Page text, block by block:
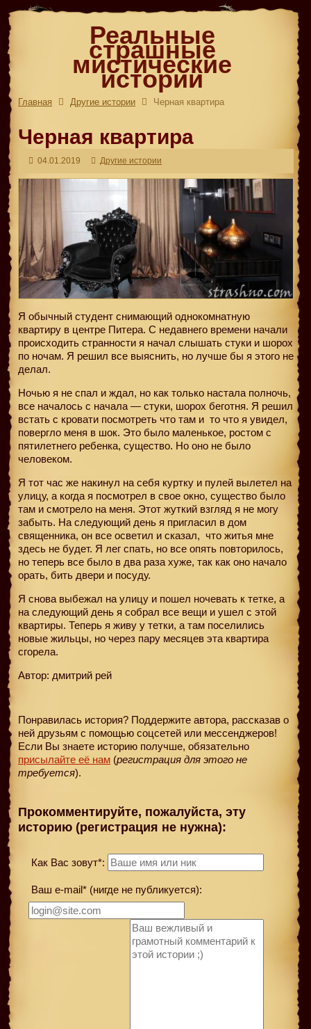
Реальные
страшные
мистические
истории
Главная Другие истории Черная квартира
Черная квартира
04.01.2019 Другие истории
Я обычный студент снимающий однокомнатную
квартиру в центре Питера. С недавнего времени начали
происходить странности я начал слышать стуки и шорох
по ночам. Я решил все выяснить, но лучше бы я этого не
делал.
Ночью я не спал и ждал, но как только настала полночь,
все началось с начала — стуки, шорох беготня. Я решил
встать с кровати посмотреть что там и то что я увидел,
повергло меня в шок. Это было маленькое, ростом с
пятилетнего ребенка, существо. Но оно не было
человеком.
Я тот час же накинул на себя куртку и пулей вылетел на
улицу, а когда я посмотрел в свое окно, существо было
там и смотрело на меня. Этот жуткий взгляд я не могу
забыть. На следующий день я пригласил в дом
священника, он все осветил и сказал, что житья мне
здесь не будет. Я лег спать, но все опять повторилось,
но теперь все было в два раза хуже, так как оно начало
орать, бить двери и посуду.
Я снова выбежал на улицу и пошел ночевать к тетке, а
на следующий день я собрал все вещи и ушел с этой
квартиры. Теперь я живу у тетки, а там поселились
новые жильцы, но через пару месяцев эта квартира
сгорела.
Автор: дмитрий рей
Понравилась история? Поддержите автора, рассказав о
ней друзьям с помощью соцсетей или мессенджеров!
Если Вы знаете историю получше, обязательно
присылайте её нам (регистрация для этого не
требуется).
Прокомментируйте, пожалуйста, эту
историю (регистрация не нужна):
Как Вас зовут*:
Ваш e-mail* (нигде не публикуется):